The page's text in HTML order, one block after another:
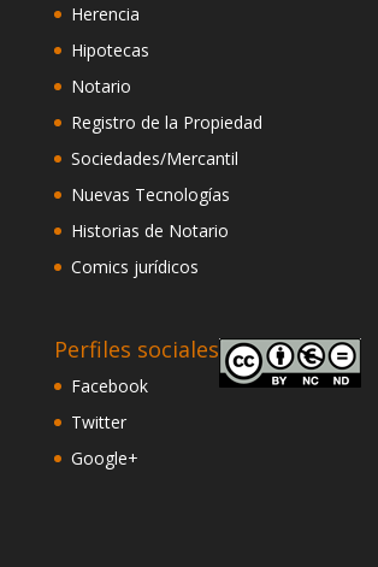
Herencia
Hipotecas
Notario
Registro de la Propiedad
Sociedades/Mercantil
Nuevas Tecnologías
Historias de Notario
Comics jurídicos
Perfiles sociales
Facebook
Twitter
Google+